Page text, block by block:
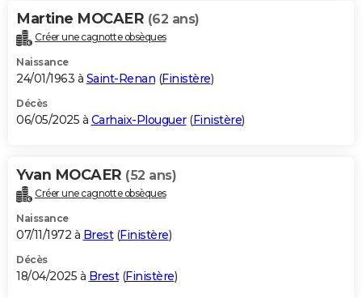
Martine MOCAER (62 ans)
Créer une cagnotte obsèques
Naissance
24/01/1963 à Saint-Renan (Finistère)
Décès
06/05/2025 à Carhaix-Plouguer(Finistère)
Yvan MOCAER (52 ans)
Créer une cagnotte obsèques
Naissance
07/11/1972 à Brest(Finistère)
Décès
18/04/2025 à Brest(Finistère)